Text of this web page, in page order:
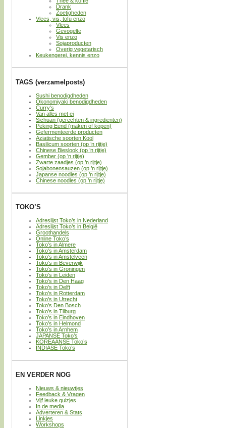
Drank
Zoetigheden
Vlees, vis, tofu enzo
Vlees
Gevogelte
Vis enzo
Sojaproducten
Overig vegetarisch
Keukengerei, kennis enzo
TAGS (verzamelposts)
Sushi benodigdheden
Okonomiyaki benodigdheden
Curry’s
Van alles met ei
Sichuan (gerechten & ingredienten)
Peking Eend (maken of kopen)
Gefermenteerde producten
Aziatische soorten Kool
Basilicum soorten (op ’n rijtje)
Chinese Bieslook (op ’n rijtje)
Gember (op ’n rijtje)
Zwarte zaadjes (op ’n rijtje)
Sojabonensauzen (op ’n rijtje)
Japanse noodles (op ’n rijtje)
Chinese noodles (op ’n rijtje)
TOKO’S
Adreslijst Toko’s in Nederland
Adreslijst Toko’s in België
Groothandels
Online Toko’s
Toko’s in Almere
Toko’s in Amsterdam
Toko’s in Amstelveen
Toko’s in Beverwijk
Toko’s in Groningen
Toko’s in Leiden
Toko’s in Den Haag
Toko’s in Delft
Toko’s in Rotterdam
Toko’s in Utrecht
Toko’s Den Bosch
Toko’s in Tilburg
Toko’s in Eindhoven
Toko’s in Helmond
Toko’s in Arnhem
JAPANSE Toko’s
KOREAANSE Toko’s
INDIASE Toko’s
EN VERDER NOG
Nieuws & nieuwtjes
Feedback & Vragen
Vijf leuke quizjes
In de media
Adverteren & Stats
Linkjes
Workshops